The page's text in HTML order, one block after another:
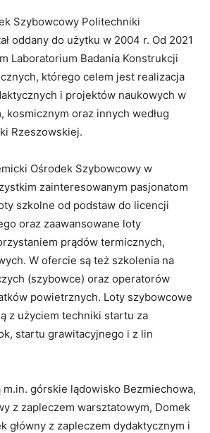
Szybowcowy Politechniki
oddany do użytku w 2004 r. Od 2021
Laboratorium Badania Konstrukcji
którego celem jest realizacja
i projektów naukowych w
kosmicznym oraz innych według
Rzeszowskiej.
Ośrodek Szybowcowy w
zainteresowanym pasjonatom
szkolne od podstaw do licencji
oraz zaawansowane loty
prądów termicznych,
W ofercie są też szkolenia na
(szybowce) oraz operatorów
powietrznych. Loty szybowcowe
z użyciem techniki startu za
startu grawitacyjnego i z lin
m.in. górskie lądowisko Bezmiechowa,
z zapleczem warsztatowym, Domek
główny z zapleczem dydaktycznym i